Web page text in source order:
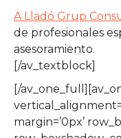
A Lladó Grup
de profesionales
asesoramiento.
[/av_textblock]
[/
margin=’0px’